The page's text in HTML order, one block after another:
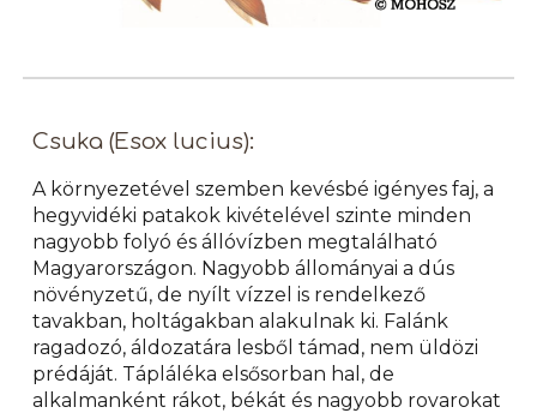
Csuka (Esox lucius):
A környezetével szemben kevésbé igényes faj, a
hegyvidéki patakok kivételével szinte minden
nagyobb folyó és állóvízben megtalálható
Magyarországon. Nagyobb állományai a dús
növényzetű, de nyílt vízzel is rendelkező
tavakban, holtágakban alakulnak ki. Falánk
ragadozó, áldozatára lesből támad, nem üldözi
prédáját. Tápláléka elsősorban hal, de
alkalmanként rákot, békát és nagyobb rovarokat